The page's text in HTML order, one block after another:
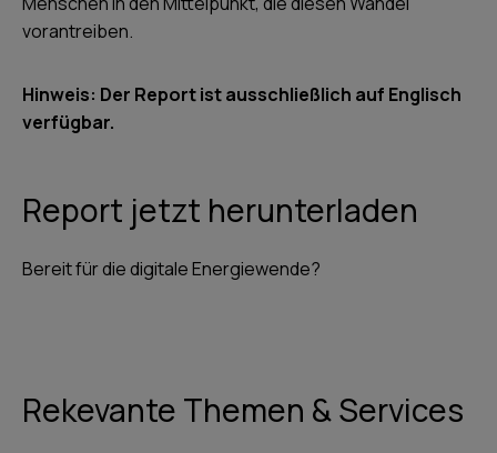
vorantreiben.
Hinweis: Der Report ist ausschließlich auf Englisch
verfügbar.
Report jetzt herunterladen
Bereit für die digitale Energiewende?
Rekevante Themen & Services